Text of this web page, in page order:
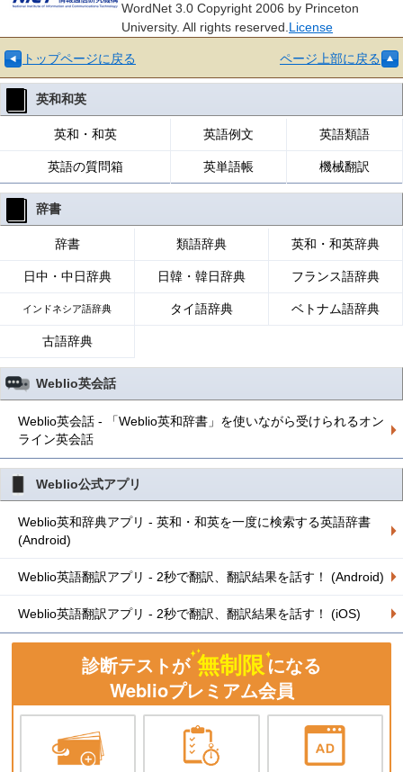
WordNet 3.0 Copyright 2006 by Princeton
University. All rights reserved. License
トップページに戻る ページ上部に戻る
英和和英
英和・和英 英語例文 英語類語
英語の質問箱 英単語帳 機械翻訳
辞書
辞書 類語辞典 英和・和英辞典
日中・中日辞典 日韓・韓日辞典 フランス語辞典
インドネシア語辞典 タイ語辞典 ベトナム語辞典
古語辞典
Weblio英会話
Weblio英会話 - 「Weblio英和辞書」を使いながら受けられるオン
ライン英会話
Weblio公式アプリ
Weblio英和辞典アプリ - 英和・和英を一度に検索する英語辞書
(Android)
Weblio英語翻訳アプリ - 2秒で翻訳、翻訳結果を話す！ (Android)
Weblio英語翻訳アプリ - 2秒で翻訳、翻訳結果を話す！ (iOS)
診断テストが 無制限になる
Weblioプレミアム会員